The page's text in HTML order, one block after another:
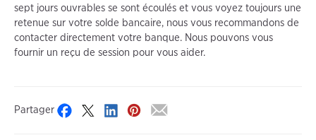
sept jours ouvrables se sont écoulés et vous voyez toujours une
retenue sur votre solde bancaire, nous vous recommandons de
contacter directement votre banque. Nous pouvons vous
fournir un reçu de session pour vous aider.
Partager